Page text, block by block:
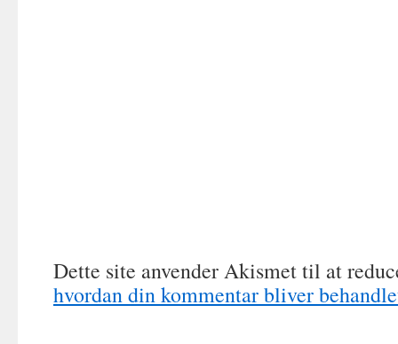
Dette site anvender Akismet til at
hvordan din kommentar bliver